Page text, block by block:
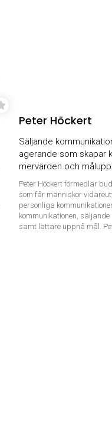
Peter Höckert
Säljande
agerande som skapar
mervärden och
Peter Höckert förmedlar
som får människor
personliga
kommunikationen, säljande
samt lättare uppnå mål.